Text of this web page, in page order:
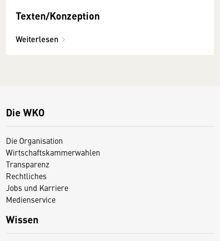
Texten/Konzeption
Weiterlesen
Die WKO
Die Organisation
Wirtschaftskammerwahlen
Transparenz
Rechtliches
Jobs und Karriere
Medienservice
Wissen